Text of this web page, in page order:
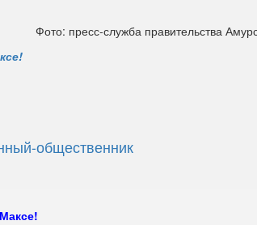
Фото: пресс-служба правительства
общественник